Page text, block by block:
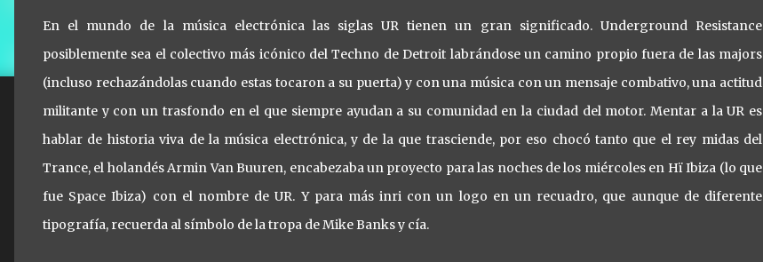
En el mundo de la música electrónica las siglas UR tienen un gran significado. Underground Resistance
posiblemente sea el colectivo más icónico del Techno de Detroit labrándose un camino propio fuera de las majors
(incluso rechazándolas cuando estas tocaron a su puerta) y con una música con un mensaje combativo, una actitud
militante y con un trasfondo en el que siempre ayudan a su comunidad en la ciudad del motor. Mentar a la UR es
hablar de historia viva de la música electrónica, y de la que trasciende, por eso chocó tanto que el rey midas del
Trance, el holandés Armin Van Buuren, encabezaba un proyecto para las noches de los miércoles en Hï Ibiza (lo que
fue Space Ibiza) con el nombre de UR. Y para más inri con un logo en un recuadro, que aunque de diferente
tipografía, recuerda al símbolo de la tropa de Mike Banks y cía.